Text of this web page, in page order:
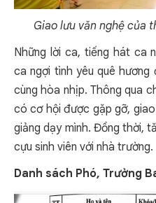
Giao lưu văn nghệ của
Những lời ca, tiếng hát ca
ca ngợi tình yêu quê
cùng hòa nhịp. Thông qua
có cơ hội được gặp gỡ,
giảng dạy mình. Đồng thời,
cựu sinh viên với nhà trường.
Danh sách Phó, Trưởng